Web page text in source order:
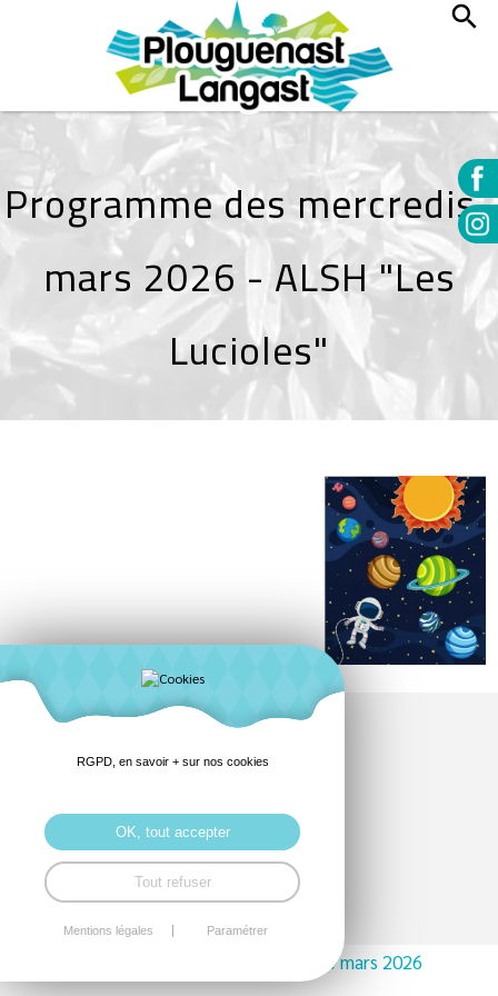
Programme des mercredis-
mars 2026 - ALSH "Les
Lucioles"
MARS
programme des mercredis de mars 2026
RGPD, en savoir + sur nos cookies
OK, tout accepter
Tout refuser
Mentions légales Paramétrer